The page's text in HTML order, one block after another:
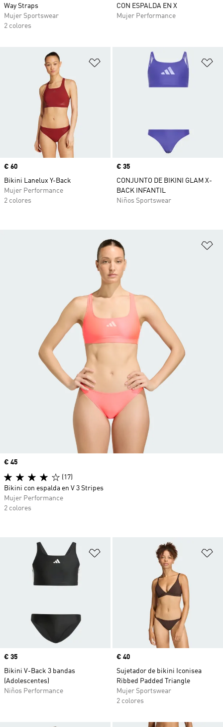
Way Straps
Mujer Sportswear
2 colores
CON ESPALDA EN X
Mujer Performance
Añadir a la lista de deseos
Precio
€ 60
Bikini Lanelux Y-Back
Mujer Performance
2 colores
Precio
€ 35
CONJUNTO DE BIKINI GLAM X-
BACK INFANTIL
Niños Sportswear
Añadir a la lista de deseos
Precio
€ 35
Bikini V-Back 3 bandas
(Adolescentes)
Niños Performance
Precio
€ 40
Sujetador de bikini Iconisea
Ribbed Padded Triangle
Mujer Sportswear
2 colores
Precio
€ 45
(17)
Bikini con espalda en V 3 Stripes
Mujer Performance
2 colores